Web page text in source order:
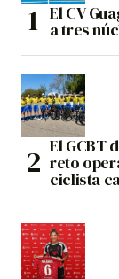
El CV
a tres
El GCBT
reto
ciclista